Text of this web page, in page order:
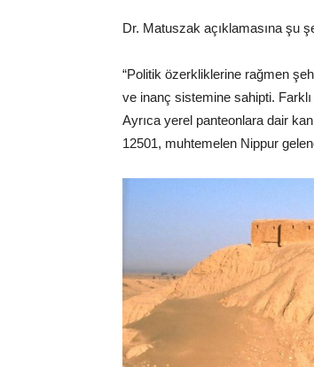
Dr. Matuszak açıklamasına şu
“Politik özerkliklerine rağmen
ve inanç sistemine sahipti.
Ayrıca yerel panteonlara dair
12501, muhtemelen Nippur